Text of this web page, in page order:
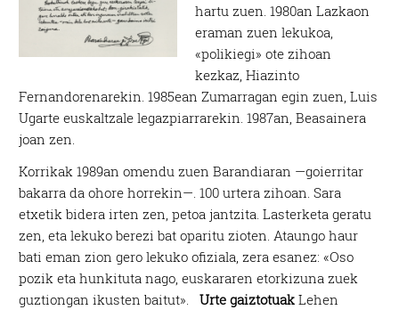
hartu zuen. 1980an Lazkaon
eraman zuen lekukoa,
«polikiegi» ote zihoan
kezkaz, Hiazinto
Fernandorenarekin. 1985ean Zumarragan egin zuen, Luis
Ugarte euskaltzale legazpiarrarekin. 1987an, Beasainera
joan zen.
Korrikak 1989an omendu zuen Barandiaran —goierritar
bakarra da ohore horrekin—. 100 urtera zihoan. Sara
etxetik bidera irten zen, petoa jantzita. Lasterketa geratu
zen, eta lekuko berezi bat oparitu zioten. Ataungo haur
bati eman zion gero lekuko ofiziala, zera esanez: «Oso
pozik eta hunkituta nago, euskararen etorkizuna zuek
guztiongan ikusten baitut».Urte gaiztotuakLehen